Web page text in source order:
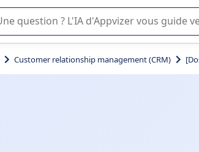
de Appvizer vous guide dans l'utilisation ou
Customer relationship management (CRM)